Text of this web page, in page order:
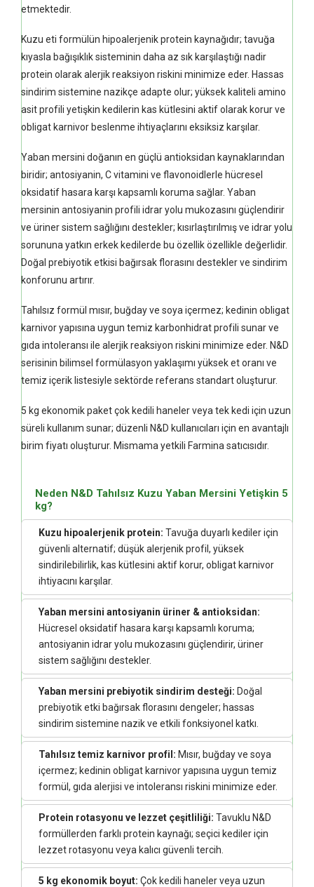
etmektedir.
Kuzu eti formülün hipoalerjenik protein kaynağıdır; tavuğa
kıyasla bağışıklık sisteminin daha az sık karşılaştığı nadir
protein olarak alerjik reaksiyon riskini minimize eder. Hassas
sindirim sistemine nazikçe adapte olur; yüksek kaliteli amino
asit profili yetişkin kedilerin kas kütlesini aktif olarak korur ve
obligat karnivor beslenme ihtiyaçlarını eksiksiz karşılar.
Yaban mersini doğanın en güçlü antioksidan kaynaklarından
biridir; antosiyanin, C vitamini ve flavonoidlerle hücresel
oksidatif hasara karşı kapsamlı koruma sağlar. Yaban
mersinin antosiyanin profili idrar yolu mukozasını güçlendirir
ve üriner sistem sağlığını destekler; kısırlaştırılmış ve idrar yolu
sorununa yatkın erkek kedilerde bu özellik özellikle değerlidir.
Doğal prebiyotik etkisi bağırsak florasını destekler ve sindirim
konforunu artırır.
Tahılsız formül mısır, buğday ve soya içermez; kedinin obligat
karnivor yapısına uygun temiz karbonhidrat profili sunar ve
gıda intoleransı ile alerjik reaksiyon riskini minimize eder. N&D
serisinin bilimsel formülasyon yaklaşımı yüksek et oranı ve
temiz içerik listesiyle sektörde referans standart oluşturur.
5 kg ekonomik paket çok kedili haneler veya tek kedi için uzun
süreli kullanım sunar; düzenli N&D kullanıcıları için en avantajlı
birim fiyatı oluşturur. Mismama yetkili Farmina satıcısıdır.
Neden N&D Tahılsız Kuzu Yaban Mersini Yetişkin 5
kg?
Kuzu hipoalerjenik protein: Tavuğa duyarlı kediler için
güvenli alternatif; düşük alerjenik profil, yüksek
sindirilebilirlik, kas kütlesini aktif korur, obligat karnivor
ihtiyacını karşılar.
Yaban mersini antosiyanin üriner & antioksidan:
Hücresel oksidatif hasara karşı kapsamlı koruma;
antosiyanin idrar yolu mukozasını güçlendirir, üriner
sistem sağlığını destekler.
Yaban mersini prebiyotik sindirim desteği: Doğal
prebiyotik etki bağırsak florasını dengeler; hassas
sindirim sistemine nazik ve etkili fonksiyonel katkı.
Tahılsız temiz karnivor profil: Mısır, buğday ve soya
içermez; kedinin obligat karnivor yapısına uygun temiz
formül, gıda alerjisi ve intoleransı riskini minimize eder.
Protein rotasyonu ve lezzet çeşitliliği: Tavuklu N&D
formüllerden farklı protein kaynağı; seçici kediler için
lezzet rotasyonu veya kalıcı güvenli tercih.
5 kg ekonomik boyut: Çok kedili haneler veya uzun